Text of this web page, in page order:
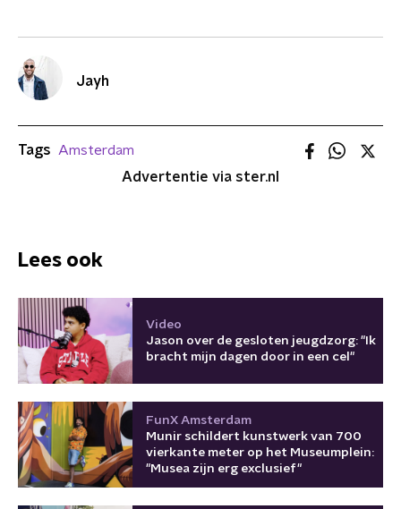
Jayh
Tags
Amsterdam
Advertentie via ster.nl
Lees ook
Video
Jason over de gesloten jeugdzorg: "Ik
bracht mijn dagen door in een cel"
FunX Amsterdam
Munir schildert kunstwerk van 700
vierkante meter op het Museumplein:
"Musea zijn erg exclusief"